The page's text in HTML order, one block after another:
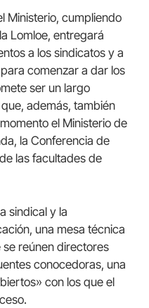
Ministerio, cumpliendo
Lomloe, entregará
a los sindicatos y a
comenzar a dar los
ser un largo
además, también
el Ministerio de
la Conferencia de
las facultades de
sindical y la
una mesa técnica
se reúnen directores
conocedoras, una
con los que el